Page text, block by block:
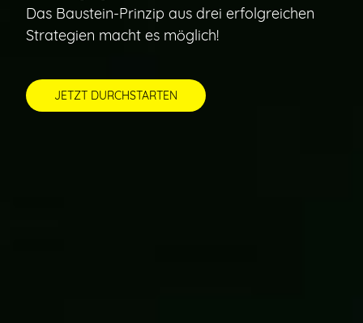
Das Baustein-Prinzip aus drei erfolgreichen
Strategien macht es möglich!
JETZT DURCHSTARTEN